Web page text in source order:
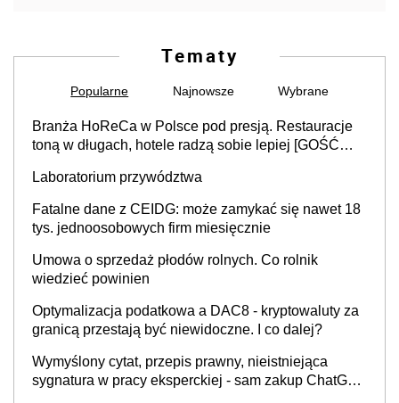
Tematy
Popularne Najnowsze Wybrane
Branża HoReCa w Polsce pod presją. Restauracje
toną w długach, hotele radzą sobie lepiej [GOŚĆ
Laboratorium przywództwa
Fatalne dane z CEIDG: może zamykać się nawet 18
tys. jednoosobowych firm miesięcznie
Umowa o sprzedaż płodów rolnych. Co rolnik
wiedzieć powinien
Optymalizacja podatkowa a DAC8 - kryptowaluty za
granicą przestają być niewidoczne. I co dalej?
Wymyślony cytat, przepis prawny, nieistniejąca
sygnatura w pracy eksperckiej - sam zakup ChatGPT